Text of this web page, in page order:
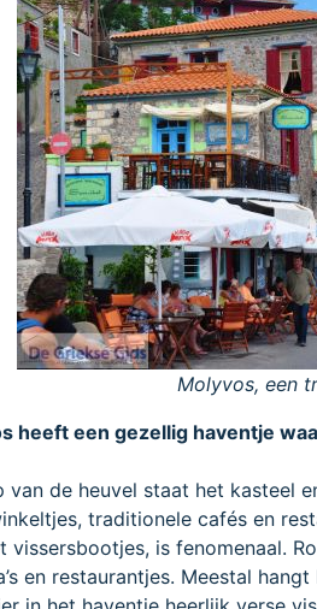
Molyvos, een
heeft een gezellig haventje
van de heuvel staat het kasteel
traditionele cafés en
vissersbootjes, is fenomenaal.
en restaurantjes. Meestal